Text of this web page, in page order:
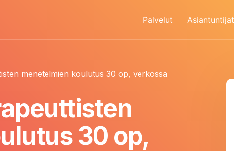
Palvelut Asiantuntijat
menetelmien koulutus 30 op, verkossa
30 op,